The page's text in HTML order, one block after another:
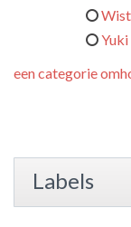
Yuki
een categorie
Labels